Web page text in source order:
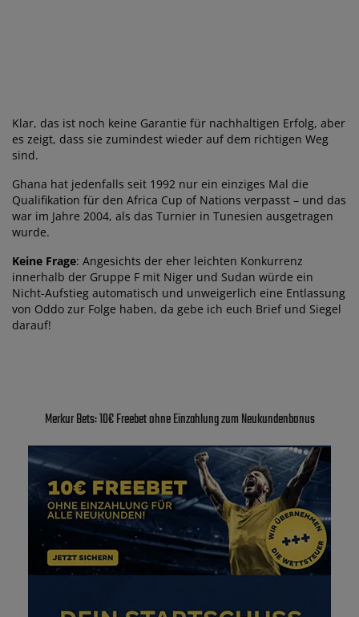
Klar, das ist noch keine Garantie für nachhaltigen Erfolg, aber
es zeigt, dass sie zumindest wieder auf dem richtigen Weg
sind.
Ghana hat jedenfalls seit 1992 nur ein einziges Mal die
Qualifikation für den Africa Cup of Nations verpasst – und das
war im Jahre 2004, als das Turnier in Tunesien ausgetragen
wurde.
Keine Frage: Angesichts der eher leichten Konkurrenz
innerhalb der Gruppe F mit Niger und Sudan würde ein
Nicht-Aufstieg automatisch und unweigerlich eine Entlassung
von Oddo zur Folge haben, da gebe ich euch Brief und Siegel
darauf!
Merkur Bets: 10€ Freebet ohne Einzahlung zum Neukundenbonus